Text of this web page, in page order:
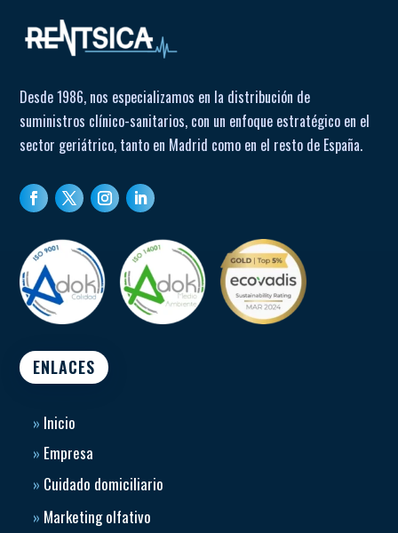
Desde 1986, nos especializamos en la distribución de
suministros clínico-sanitarios, con un enfoque estratégico en el
sector geriátrico, tanto en Madrid como en el resto de España.
ENLACES
» Inicio
» Empresa
» Cuidado domiciliario
» Marketing olfativo